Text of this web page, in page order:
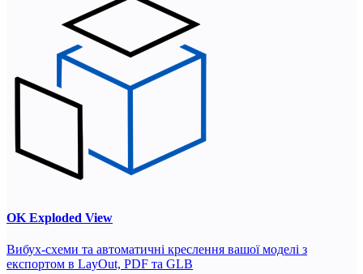
OK Exploded View
Вибух-схеми та автоматичні креслення вашої моделі з
експортом в LayOut, PDF та GLB